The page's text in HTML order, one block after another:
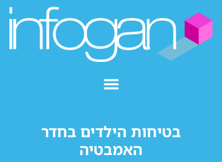
בטיחות הילדים בחדר
האמבטיה